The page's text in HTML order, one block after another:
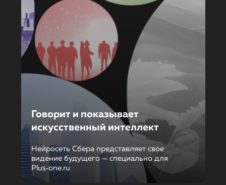
Говорит и показывает
искусственный интеллект
Нейросеть Сбера представляет свое
видение будущего — специально для
Plus‑one.ru